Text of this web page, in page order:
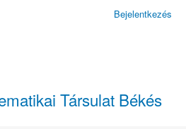
Bejelentkezés
Társulat Békés